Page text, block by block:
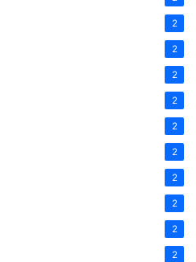
2
2
2
2
2
2
2
2
2
2